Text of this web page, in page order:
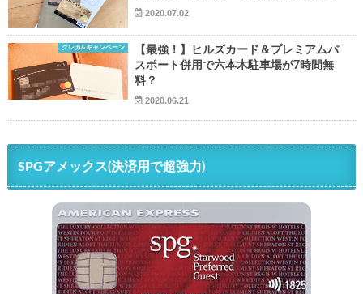
2020.07.02
クレカ&キャンペーン
【最強！】ヒルズカード＆プレミアムパ
スポート併用で六本木駐車場が7時間無
料？
2020.06.21
SPGアメックス(決済用で超強力)